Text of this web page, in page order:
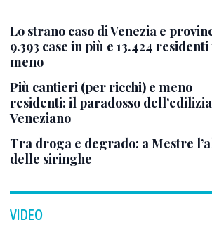
Lo strano caso di Venezia e
9.393 case in più e 13.424
meno
Più cantieri (per ricchi) e meno
residenti: il paradosso
Veneziano
Tra droga e degrado: a Mestre
delle siringhe
VIDEO